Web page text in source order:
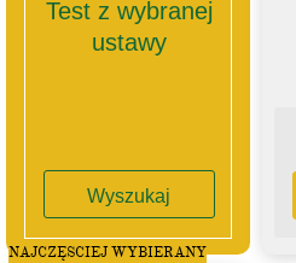
Test z wybranej
ustawy
Wyszukaj
NAJCZĘSCIEJ WYBIERANY